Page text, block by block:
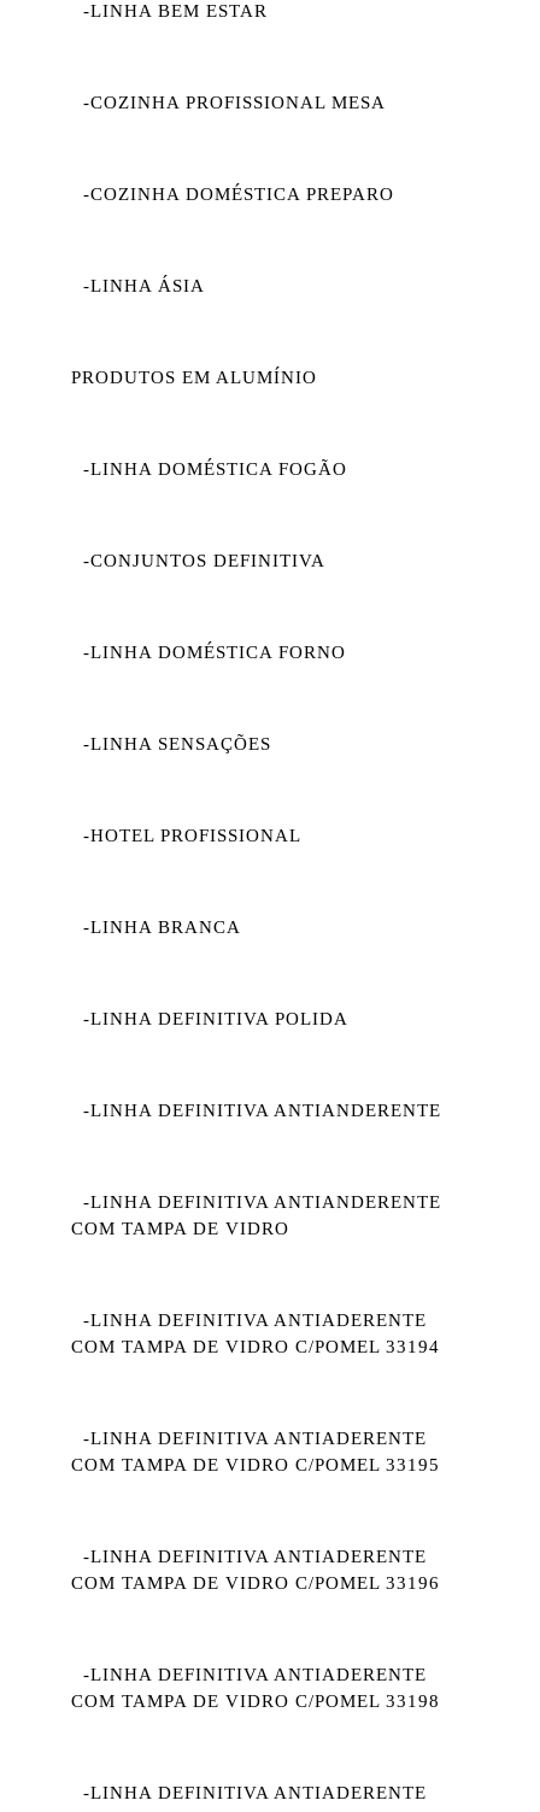
-LINHA BEM ESTAR
-COZINHA PROFISSIONAL MESA
-COZINHA DOMÉSTICA PREPARO
-LINHA ÁSIA
PRODUTOS EM ALUMÍNIO
-LINHA DOMÉSTICA FOGÃO
-CONJUNTOS DEFINITIVA
-LINHA DOMÉSTICA FORNO
-LINHA SENSAÇÕES
-HOTEL PROFISSIONAL
-LINHA BRANCA
-LINHA DEFINITIVA POLIDA
-LINHA DEFINITIVA ANTIANDERENTE
-LINHA DEFINITIVA ANTIANDERENTE
COM TAMPA DE VIDRO
-LINHA DEFINITIVA ANTIADERENTE
COM TAMPA DE VIDRO C/POMEL 33194
-LINHA DEFINITIVA ANTIADERENTE
COM TAMPA DE VIDRO C/POMEL 33195
-LINHA DEFINITIVA ANTIADERENTE
COM TAMPA DE VIDRO C/POMEL 33196
-LINHA DEFINITIVA ANTIADERENTE
COM TAMPA DE VIDRO C/POMEL 33198
-LINHA DEFINITIVA ANTIADERENTE